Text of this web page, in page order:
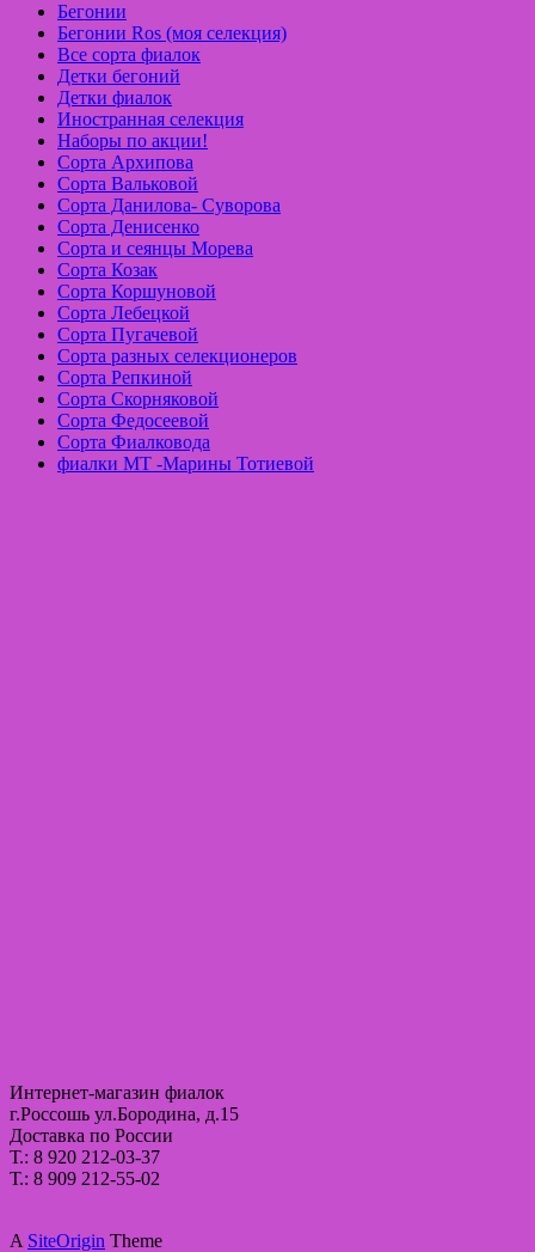
Бегонии
Бегонии Ros (моя селекция)
Все сорта фиалок
Детки бегоний
Детки фиалок
Иностранная селекция
Наборы по акции!
Сорта Архипова
Сорта Вальковой
Сорта Данилова- Суворова
Сорта Денисенко
Сорта и сеянцы Морева
Сорта Козак
Сорта Коршуновой
Сорта Лебецкой
Сорта Пугачевой
Сорта разных селекционеров
Сорта Репкиной
Сорта Скорняковой
Сорта Федосеевой
Сорта Фиалковода
фиалки МТ -Марины Тотиевой
Интернет-магазин фиалок
г.Россошь ул.Бородина, д.15
Доставка по России
Т.: 8 920 212-03-37
Т.: 8 909 212-55-02
A SiteOrigin Theme